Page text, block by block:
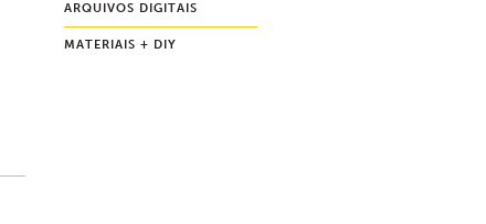
ARQUIVOS DIGITAIS
MATERIAIS + DIY